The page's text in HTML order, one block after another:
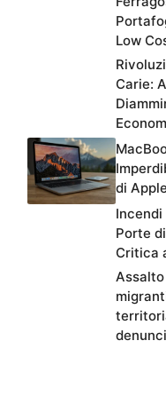
Low
Carie:
di Apple
Incendi
Porte
Critica